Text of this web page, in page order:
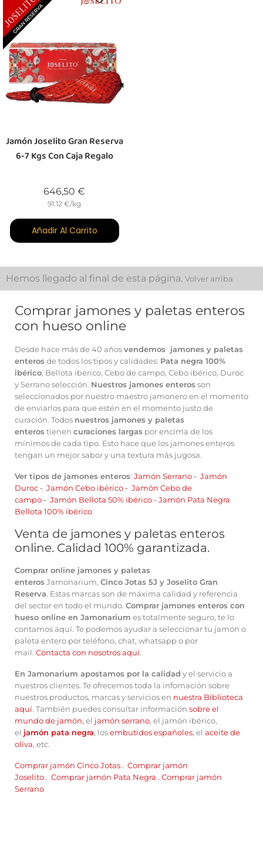
Jamón Joselito Gran Reserva
6-7 Kgs Con Caja Regalo
646,50 €
91.12 €/kg
Añadir Al Carrito
Hemos llegado al final de esta página. Volver arriba
Comprar jamones y paletas enteros
con hueso online
Desde hace más de 40 añosvendemos jamones y paletas
enterosde todos los tipos y calidades: Pata negra 100%
ibérico, Bellota ibérico, Cebo de campo, Cebo ibérico, Duroc
y Serrano selección. Nuestros jamones enterosson
seleccionados por nuestro maestro jamonero en el momento
de enviarlos para que estén en el momento justo de
curación. Todos nuestros jamones y paletas
enterostienen curaciones largas por encima de los
mínimos de cada tìpo. Esto hace que los jamones enteros
tengan un mejor sabor y una textura más jugosa.
Ver tipos de jamones enteros: Jamón Serrano- Jamón
Duroc- Jamón Cebo ibérico- Jamón Cebo de
campo- Jamón Bellota 50% ibérico-Jamón Pata Negra
Bellota 100% ibérico
Venta de jamones y paletas enteros
online. Calidad 100% garantizada.
Comprar online jamones y paletas
enterosJamonarium, Cinco Jotas 5J y Joselito Gran
Reserva. Estas marcas son de máxima calidad y referencia
del sector en todo el mundo. Comprar jamones enteros con
hueso online en Jamonarium es totalmente seguro, te lo
contamos aquí. Te podemos ayudar a seleccionar tu jamón o
paleta entero por teléfono, chat, whatsapp o por
mail. Contacta con nosotros aquí.
En Jamonarium apostamos por la calidad y el servicio a
nuestros clientes. Te ofrecemos toda la infomación sobre
nuestros productos, marcas y servicios en nuestra Biblioteca
aquí. También puedes consultar información sobre el
mundo de jamón, el jamón serrano, el jamón ibérico,
el jamón pata negra, losembutidos españoles, el aceite de
oliva, etc.
Comprar jamón Cinco Jotas . Comprar jamón
Joselito . Comprar jamón Pata Negra . Comprar jamón
Serrano